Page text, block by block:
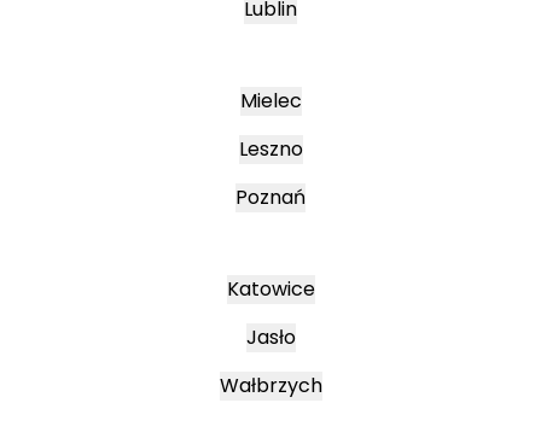
Lublin
Mielec
Leszno
Poznań
Katowice
Jasło
Wałbrzych